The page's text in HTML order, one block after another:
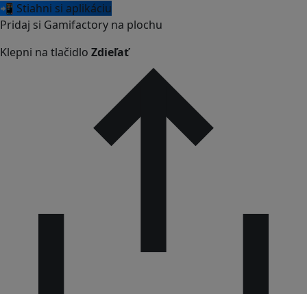
📲 Stiahni si aplikáciu
Pridaj si Gamifactory na plochu
Klepni na tlačidlo Zdieľať